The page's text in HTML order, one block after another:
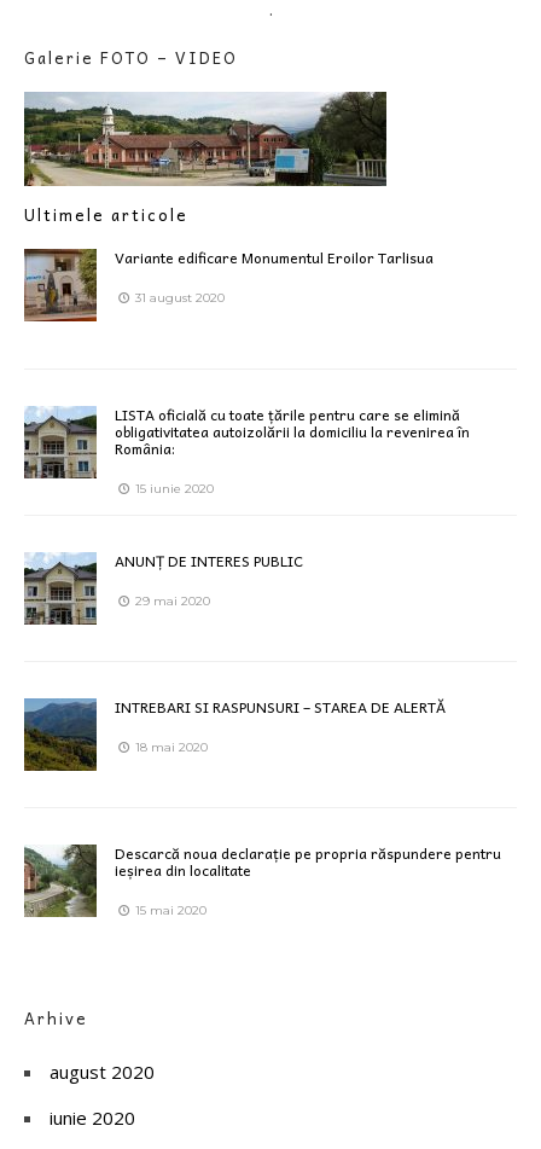
.
Galerie FOTO – VIDEO
Ultimele articole
Variante edificare Monumentul Eroilor Tarlisua
31 august 2020
LISTA oficială cu toate țările pentru care se elimină
obligativitatea autoizolării la domiciliu la revenirea în
România:
15 iunie 2020
ANUNȚ DE INTERES PUBLIC
29 mai 2020
INTREBARI SI RASPUNSURI – STAREA DE ALERTĂ
18 mai 2020
Descarcă noua declarație pe propria răspundere pentru
ieșirea din localitate
15 mai 2020
Arhive
august 2020
iunie 2020